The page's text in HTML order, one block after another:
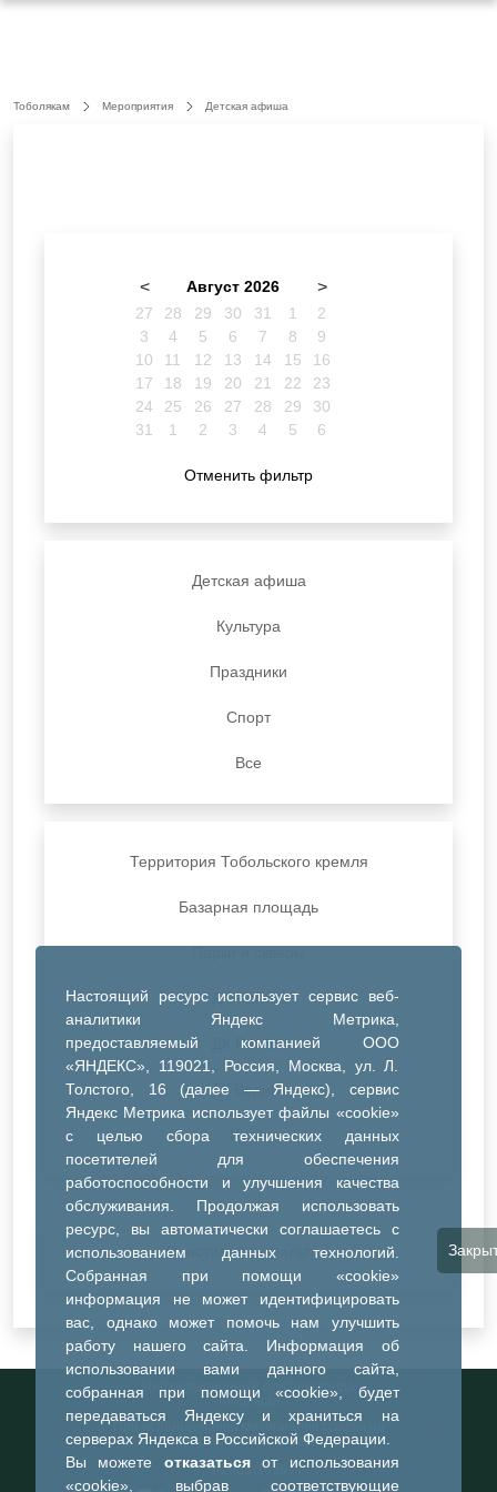
Настоящий ресурс использует сервис веб-
аналитики Яндекс Метрика,
предоставляемый компанией ООО
«ЯНДЕКС», 119021, Россия, Москва, ул. Л.
Толстого, 16 (далее — Яндекс), сервис
Яндекс Метрика использует файлы «cookie»
с целью сбора технических данных
посетителей для обеспечения
работоспособности и улучшения качества
обслуживания. Продолжая использовать
ресурс, вы автоматически соглашаетесь с
использованием данных технологий.
Собранная при помощи «cookie»
информация не может идентифицировать
вас, однако может помочь нам улучшить
работу нашего сайта. Информация об
использовании вами данного сайта,
собранная при помощи «cookie», будет
передаваться Яндексу и храниться на
серверах Яндекса в Российской Федерации.
Вы можете отказатьсяот использования
«cookie», выбрав соответствующие
Тоболякам Мероприятия Детская афиша
< Август 2026 >
27 28 29 30 31 1
2
3
4 5 6 7 8
9
10
11 12 13 14 15
16
17
18 19 20 21 22
23
24
25 26 27 28 29
30
31
1 2 3 4 5 6
Отменить фильтр
Детская афиша
Культура
Праздники
Спорт
Все
Территория Тобольского кремля
Базарная площадь
ДК Синтез
ДК Речник
ДК Водник
Иное
Очистить все фильтры
Информационный портал города
Тобольска
При использовании материалов ссылка на
портал обязательна
©2023-2026